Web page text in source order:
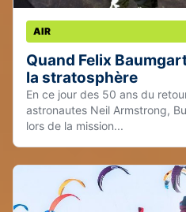
AIR
Quand Felix
la stratosphère
En ce jour des 50 ans du
astronautes Neil Armstrong,
lors de la mission...